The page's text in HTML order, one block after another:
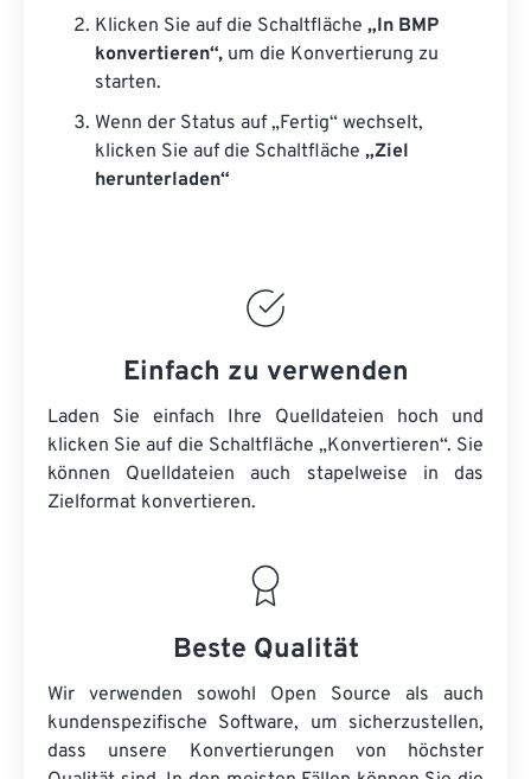
Klicken Sie auf die Schaltfläche „In BMP
konvertieren“, um die Konvertierung zu
starten.
Wenn der Status auf „Fertig“ wechselt,
klicken Sie auf die Schaltfläche „Ziel
herunterladen“
Einfach zu verwenden
Laden Sie einfach Ihre Quelldateien hoch und
klicken Sie auf die Schaltfläche „Konvertieren“. Sie
können Quelldateien auch stapelweise in das
Zielformat konvertieren.
Beste Qualität
Wir verwenden sowohl Open Source als auch
kundenspezifische Software, um sicherzustellen,
dass unsere Konvertierungen von höchster